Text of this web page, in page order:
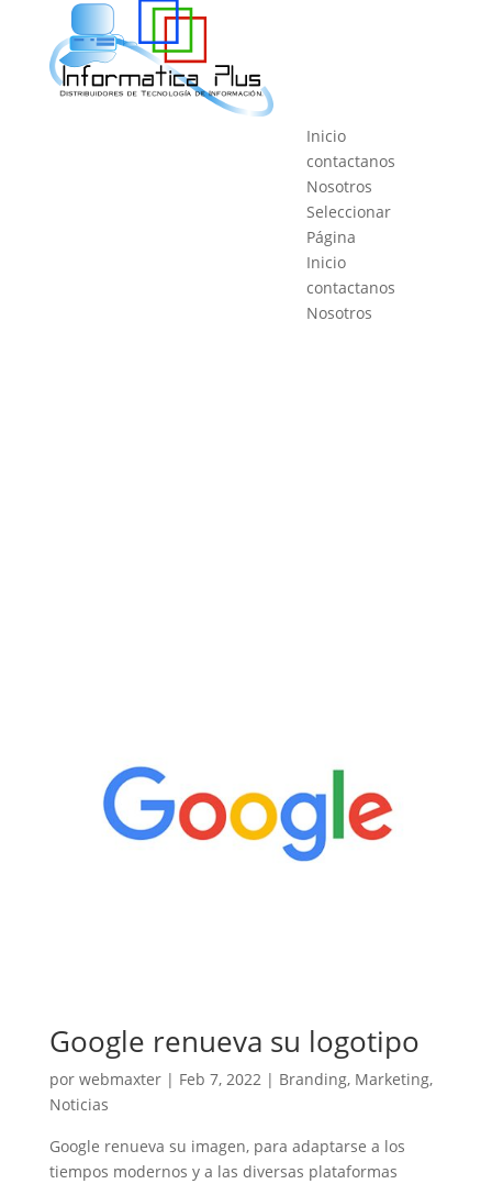
Inicio
contactanos
Nosotros
Seleccionar
Página
Inicio
contactanos
Nosotros
Google renueva su logotipo
por webmaxter| Feb 7, 2022| Branding, Marketing,
Noticias
Google renueva su imagen, para adaptarse a los
tiempos modernos y a las diversas plataformas